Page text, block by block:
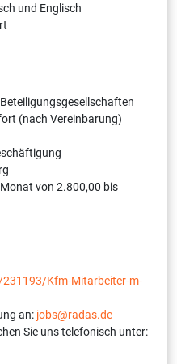
und Englisch
(nach Vereinbarung)
von 2.800,00 bis
Kfm-Mitarbeiter-m-
an: jobs@radas.de
Sie uns telefonisch unter: